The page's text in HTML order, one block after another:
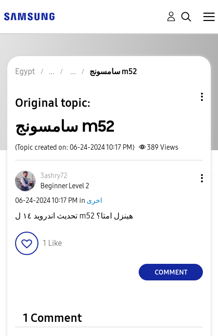
Egypt سامسونج m52
Original topic:
سامسونج m52
(Topic created on: 06-24-2024 10:17 PM) 389 Views
3ashry72
Beginner Level 2
‎06-24-202410:17 PM in اخرى
تحديث اندرويد ١٤ ل m52 هينزل امتا؟
1 Like
COMMENT
1 Comment